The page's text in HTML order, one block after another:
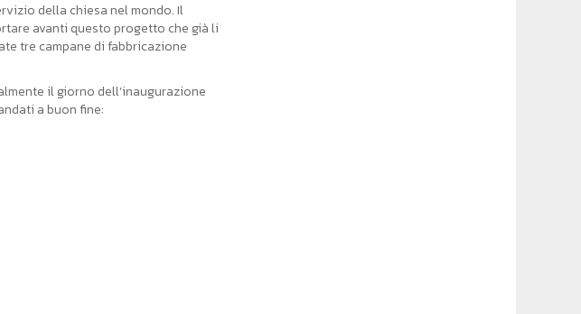
della chiesa nel mondo. Il
avanti questo progetto che già li
tre campane di fabbricazione
il giorno dell’inaugurazione
a buon fine: